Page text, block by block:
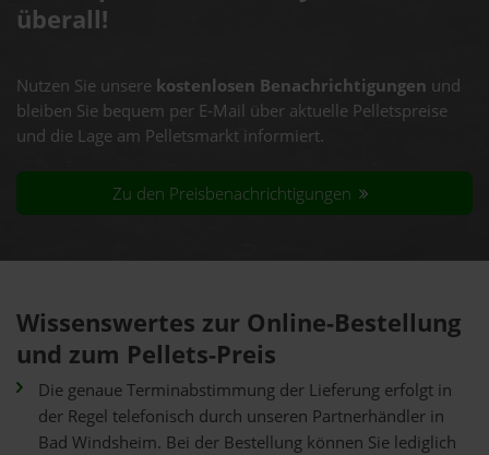
überall!
Nutzen Sie unsere kostenlosen Benachrichtigungen und
bleiben Sie bequem per E-Mail über aktuelle Pelletspreise
und die Lage am Pelletsmarkt informiert.
Zu den Preisbenachrichtigungen
Wissenswertes zur Online-Bestellung
und zum Pellets-Preis
Die genaue Terminabstimmung der Lieferung erfolgt in
der Regel telefonisch durch unseren Partnerhändler in
Bad Windsheim. Bei der Bestellung können Sie lediglich